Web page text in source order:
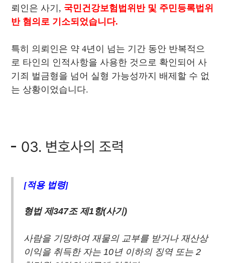
뢰인은 사기, 국민건강보험법위반 및 주민등록법위
반 혐의로 기소되었습니다.
특히 의뢰인은 약 4년이 넘는 기간 동안 반복적으
로 타인의 인적사항을 사용한 것으로 확인되어 사
기죄 벌금형을 넘어 실형 가능성까지 배제할 수 없
는 상황이었습니다.
03. 변호사의 조력
[적용 법령]
형법 제347조 제1항(사기)
사람을 기망하여 재물의 교부를 받거나 재산상
이익을 취득한 자는 10년 이하의 징역 또는 2